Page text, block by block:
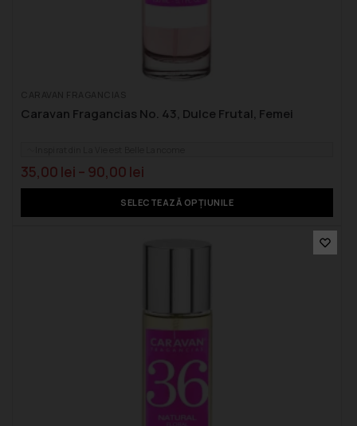
Caravan Fragancias No. 43, Dulce Frutal, Femei
35,00 lei – 90,00 lei
SELECTEAZĂ OPȚIUNILE